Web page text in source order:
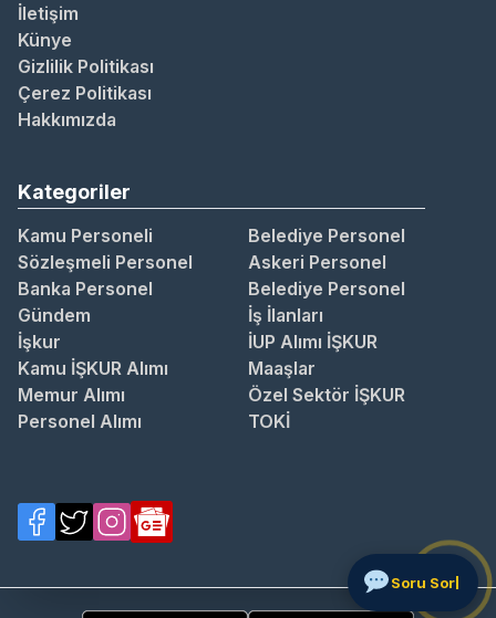
İletişim
Künye
Gizlilik Politikası
Çerez Politikası
Hakkımızda
Kategoriler
Kamu Personeli
Belediye Personel
Sözleşmeli Personel
Askeri Personel
Banka Personel
Belediye Personel
Gündem
İş İlanları
İşkur
İUP Alımı İŞKUR
Kamu İŞKUR Alımı
Maaşlar
Memur Alımı
Özel Sektör İŞKUR
Personel Alımı
TOKİ